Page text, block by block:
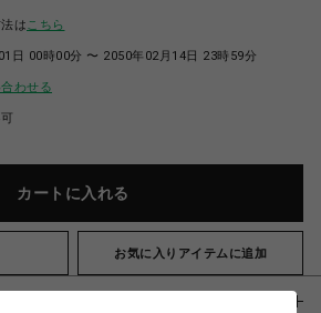
は こちら
日 00時00分 〜 2050年02月14日 23時59分
わせる
カートに入れる
お気に入りアイテムに追加